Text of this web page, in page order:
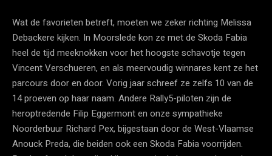
Wat de favorieten betreft, moeten we zeker richting Melissa
Debackere kijken. In Moorslede kon ze met de Skoda Fabia
heel de tijd meeknokken voor het hoogste schavotje tegen
Vincent Verschueren, en als meervoudig winnares kent ze het
parcours door en door. Vorig jaar schreef ze zelfs 10 van de
14 proeven op haar naam. Andere Rally5-piloten zijn de
heroptredende Filip Eggermont en onze sympathieke
Noorderbuur Richard Pex, bijgestaan door de West-Vlaamse
Anouck Preda, die beiden ook een Skoda Fabia voorrijden.